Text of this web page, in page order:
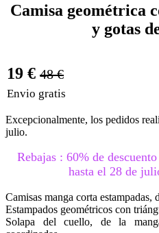
Camisa geométrica
y gotas
19 € 48 €
Envio gratis
Excepcionalmente, los pedidos
julio.
Rebajas : 60% de
hasta el 28 de
Camisas manga corta estampadas,
Estampados geométricos con
Solapa del cuello, de la